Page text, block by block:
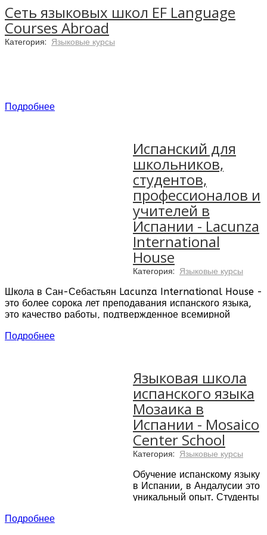
Сеть языковых школ EF Language
Courses Abroad
Категория: Языковые курсы
Сеть языковых школ EF была основана в 1965
году, и сейчас насчитывает более 50 кампусов
Подробнее
Испанский для
школьников,
студентов,
профессионалов и
учителей в
Испании - Lacunza
International
House
Категория: Языковые курсы
Школа в Сан-Себастьян Lacunza International House -
это более сорока лет преподавания испанского языка,
это качество работы, подтвержденное всемирной
это проверенные преподаватели-носители языка, это
18 учебных аудиторий школы, которые оснащены
кондиционерами и новейшим оборудованием для
проведения мультимедийных презентаций
Библиотека и компьютерные залы
Подробнее
Языковая школа
испанского языка
Мозаика в
Испании - Mosaico
Сenter School
Категория: Языковые курсы
Обучение испанскому языку
в Испании, в Андалусии это
уникальный опыт. Студенты
Подробнее